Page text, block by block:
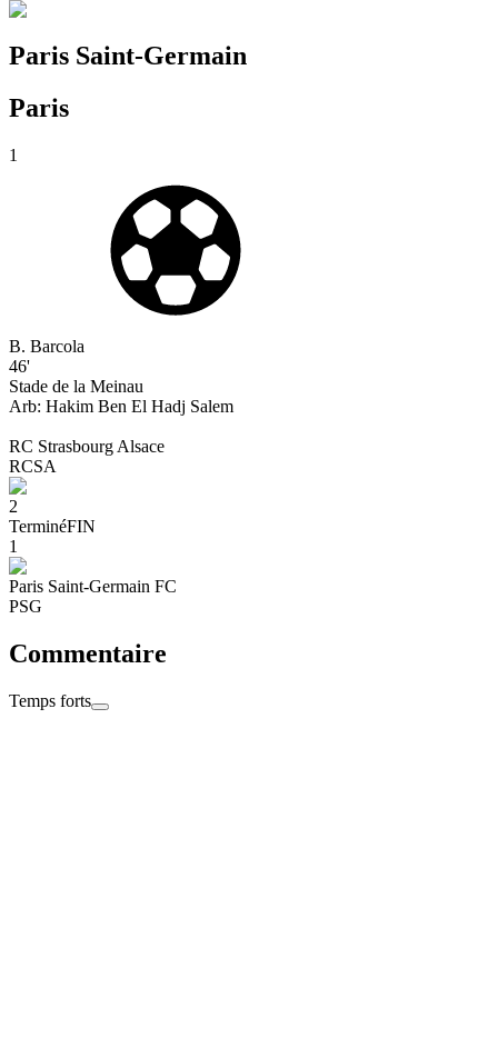
Paris Saint-Germain
Paris
1
B. Barcola
46'
Stade de la Meinau
Arb: Hakim Ben El Hadj Salem
RC Strasbourg Alsace
RCSA
2
TerminéFIN
1
Paris Saint-Germain FC
PSG
Commentaire
Temps forts